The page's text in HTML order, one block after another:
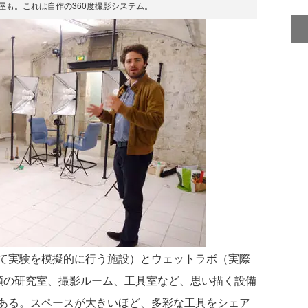
。これは自作の360度撮影システム。
験を模擬的に行う施設）とウェットラボ（実際
研究室、撮影ルーム、工具室など、思い描く設備
る。スペースが大きいほど、多彩な工具をシェア